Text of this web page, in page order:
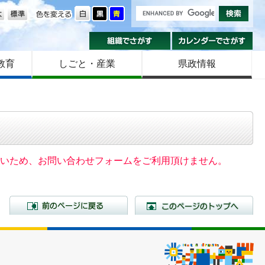
色を変える
大きさ
組織でさがす
育 しごと・産業 県政情報
ため、お問い合わせフォームをご利用頂けません。
前のページに戻る